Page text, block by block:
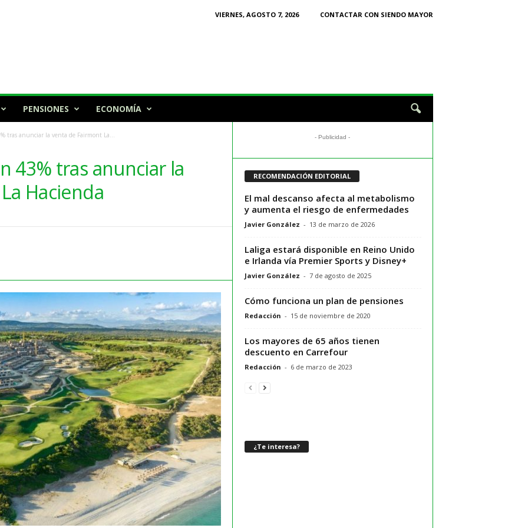
VIERNES, AGOSTO 7, 2026
CONTACTAR CON SIENDO MAYOR
PENSIONES ECONOMÍA
tras anunciar la venta de Fairmont La...
43% tras anunciar la
Hacienda
- Publicidad -
RECOMENDACIÓN EDITORIAL
El mal descanso afecta al metabolismo
y aumenta el riesgo de enfermedades
Javier González - 13 de marzo de 2026
Laliga estará disponible en Reino Unido
e Irlanda vía Premier Sports y Disney+
Javier González - 7 de agosto de 2025
Cómo funciona un plan de pensiones
Redacción - 15 de noviembre de 2020
Los mayores de 65 años tienen
descuento en Carrefour
Redacción - 6 de marzo de 2023
¿Te interesa?